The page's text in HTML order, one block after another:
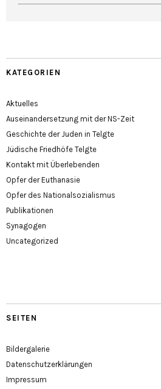
KATEGORIEN
Aktuelles
Auseinandersetzung mit der NS-Zeit
Geschichte der Juden in Telgte
Jüdische Friedhöfe Telgte
Kontakt mit Überlebenden
Opfer der Euthanasie
Opfer des Nationalsozialismus
Publikationen
Synagogen
Uncategorized
SEITEN
Bildergalerie
Datenschutzerklärungen
Impressum